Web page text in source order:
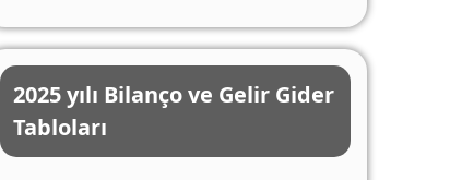
2025 yılı Bilanço ve Gelir Gider
Tabloları